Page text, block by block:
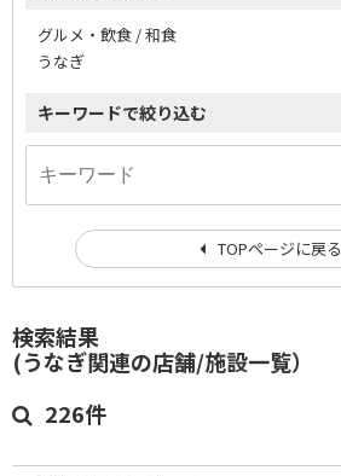
検索結果
(うなぎ関連の店舗/施設一覧）
226件
グルメ・飲食 / 和食
うなぎ
キーワードで絞り込む
TOPページに戻る